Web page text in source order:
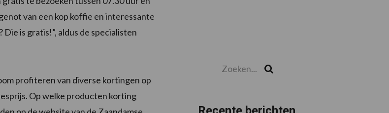
van een kop koffie en interessante
is gratis!”, aldus de specialisten
profiteren van diverse kortingen op
Op welke producten korting